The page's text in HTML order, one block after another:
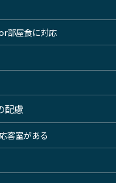
部屋食に対応
配慮
客室がある